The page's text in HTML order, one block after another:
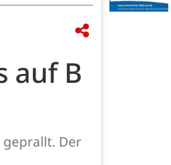
auf B
geprallt. Der